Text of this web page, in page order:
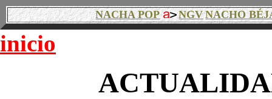
NACHA POP NGV NACHO
inicio